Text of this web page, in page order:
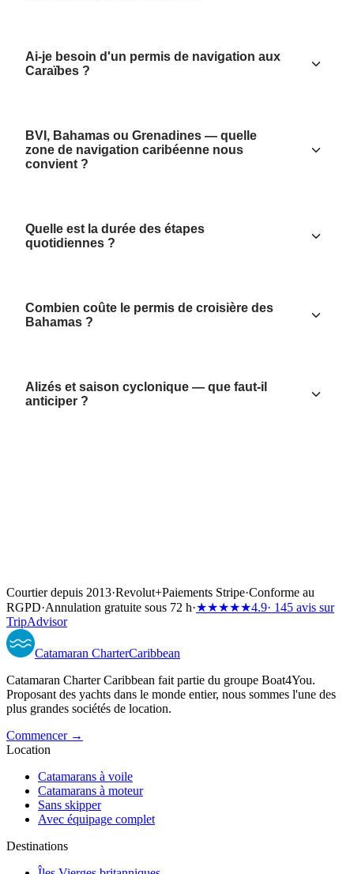
Ai-je besoin d'un permis de navigation aux
Caraïbes ?
BVI, Bahamas ou Grenadines — quelle
zone de navigation caribéenne nous
convient ?
Quelle est la durée des étapes
quotidiennes ?
Combien coûte le permis de croisière des
Bahamas ?
Alizés et saison cyclonique — que faut-il
anticiper ?
Courtier depuis 2013·Revolut+Paiements Stripe·Conforme au
RGPD·Annulation gratuite sous 72 h·★★★★★4.9· 145 avis sur
TripAdvisor
Catamaran CharterCaribbean
Catamaran Charter Caribbean fait partie du groupe Boat4You.
Proposant des yachts dans le monde entier, nous sommes l'une des
plus grandes sociétés de location.
Commencer →
Location
Catamarans à voile
Catamarans à moteur
Sans skipper
Avec équipage complet
Destinations